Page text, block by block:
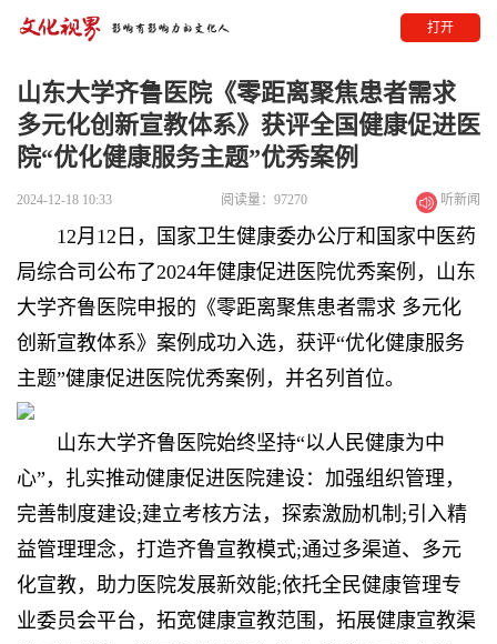
打开
山东大学齐鲁医院《零距离聚焦患者需求
多元化创新宣教体系》获评全国健康促进医
院“优化健康服务主题”优秀案例
2024-12-18 10:33 阅读量：97270 听新闻
12月12日，国家卫生健康委办公厅和国家中医药
局综合司公布了2024年健康促进医院优秀案例，山东
大学齐鲁医院申报的《零距离聚焦患者需求 多元化
创新宣教体系》案例成功入选，获评“优化健康服务
主题”健康促进医院优秀案例，并名列首位。
山东大学齐鲁医院始终坚持“以人民健康为中
心”，扎实推动健康促进医院建设：加强组织管理，
完善制度建设;建立考核方法，探索激励机制;引入精
益管理理念，打造齐鲁宣教模式;通过多渠道、多元
化宣教，助力医院发展新效能;依托全民健康管理专
业委员会平台，拓宽健康宣教范围，拓展健康宣教渠